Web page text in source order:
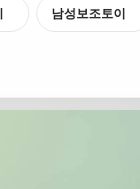
남성보조토이